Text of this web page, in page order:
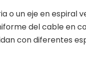
o un eje en espiral
del cable en
con diferentes